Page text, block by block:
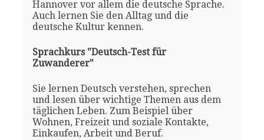
Hannover vor allem die deutsche Sprache.
Auch lernen Sie den Alltag und die
deutsche Kultur kennen.
Sprachkurs "Deutsch-Test für
Zuwanderer"
Sie lernen Deutsch verstehen, sprechen
und lesen über wichtige Themen aus dem
täglichen Leben. Zum Beispiel über
Wohnen, Freizeit und soziale Kontakte,
Einkaufen, Arbeit und Beruf.